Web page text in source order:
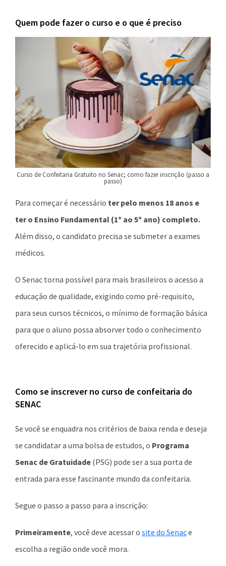
Quem pode fazer o curso e o que é preciso
Curso de Confeitaria Gratuito no Senac; como fazer inscrição (passo a
passo)
Para começar é necessário ter pelo menos 18 anos e
ter o Ensino Fundamental (1º ao 5º ano) completo.
Além disso, o candidato precisa se submeter a exames
médicos.
O Senac torna possível para mais brasileiros o acesso a
educação de qualidade, exigindo como pré-requisito,
para seus cursos técnicos, o mínimo de formação básica
para que o aluno possa absorver todo o conhecimento
oferecido e aplicá-lo em sua trajetória profissional.
Como se inscrever no curso de confeitaria do
SENAC
Se você se enquadra nos critérios de baixa renda e deseja
se candidatar a uma bolsa de estudos, o Programa
Senac de Gratuidade (PSG) pode ser a sua porta de
entrada para esse fascinante mundo da confeitaria.
Segue o passo a passo para a inscrição:
Primeiramente, você deve acessar o site do Senace
escolha a região onde você mora.